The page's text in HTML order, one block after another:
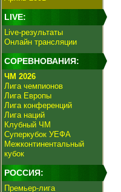
LIVE:
Live-результаты
Онлайн трансляции
СОРЕВНОВАНИЯ:
ЧМ 2026
Лига чемпионов
Лига Европы
Лига конференций
Лига наций
Клубный ЧМ
Суперкубок УЕФА
Межконтинентальный
кубок
РОССИЯ:
Премьер-лига